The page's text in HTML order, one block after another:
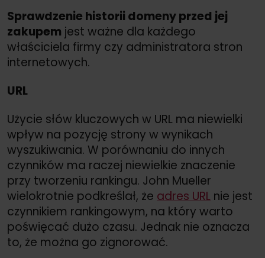
Sprawdzenie historii domeny przed jej
zakupem jest ważne dla każdego
właściciela firmy czy administratora stron
internetowych.
URL
Użycie słów kluczowych w URL ma niewielki
wpływ na pozycję strony w wynikach
wyszukiwania. W porównaniu do innych
czynników ma raczej niewielkie znaczenie
przy tworzeniu rankingu. John Mueller
wielokrotnie podkreślał, że adres URL nie jest
czynnikiem rankingowym, na który warto
poświęcać dużo czasu. Jednak nie oznacza
to, że można go zignorować.